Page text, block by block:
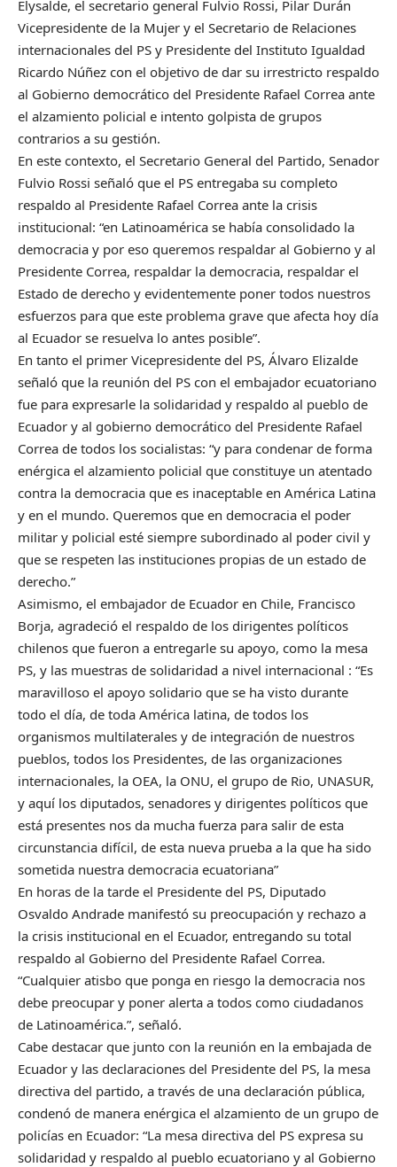
Elysalde, el secretario general Fulvio Rossi, Pilar Durán
Vicepresidente de la Mujer y el Secretario de Relaciones
internacionales del PS y Presidente del Instituto Igualdad
Ricardo Núñez con el objetivo de dar su irrestricto respaldo
al Gobierno democrático del Presidente Rafael Correa ante
el alzamiento policial e intento golpista de grupos
contrarios a su gestión.
En este contexto, el Secretario General del Partido, Senador
Fulvio Rossi señaló que el PS entregaba su completo
respaldo al Presidente Rafael Correa ante la crisis
institucional: “en Latinoamérica se había consolidado la
democracia y por eso queremos respaldar al Gobierno y al
Presidente Correa, respaldar la democracia, respaldar el
Estado de derecho y evidentemente poner todos nuestros
esfuerzos para que este problema grave que afecta hoy día
al Ecuador se resuelva lo antes posible”.
En tanto el primer Vicepresidente del PS, Álvaro Elizalde
señaló que la reunión del PS con el embajador ecuatoriano
fue para expresarle la solidaridad y respaldo al pueblo de
Ecuador y al gobierno democrático del Presidente Rafael
Correa de todos los socialistas: “y para condenar de forma
enérgica el alzamiento policial que constituye un atentado
contra la democracia que es inaceptable en América Latina
y en el mundo. Queremos que en democracia el poder
militar y policial esté siempre subordinado al poder civil y
que se respeten las instituciones propias de un estado de
derecho.”
Asimismo, el embajador de Ecuador en Chile, Francisco
Borja, agradeció el respaldo de los dirigentes políticos
chilenos que fueron a entregarle su apoyo, como la mesa
PS, y las muestras de solidaridad a nivel internacional : “Es
maravilloso el apoyo solidario que se ha visto durante
todo el día, de toda América latina, de todos los
organismos multilaterales y de integración de nuestros
pueblos, todos los Presidentes, de las organizaciones
internacionales, la OEA, la ONU, el grupo de Rio, UNASUR,
y aquí los diputados, senadores y dirigentes políticos que
está presentes nos da mucha fuerza para salir de esta
circunstancia difícil, de esta nueva prueba a la que ha sido
sometida nuestra democracia ecuatoriana”
En horas de la tarde el Presidente del PS, Diputado
Osvaldo Andrade manifestó su preocupación y rechazo a
la crisis institucional en el Ecuador, entregando su total
respaldo al Gobierno del Presidente Rafael Correa.
“Cualquier atisbo que ponga en riesgo la democracia nos
debe preocupar y poner alerta a todos como ciudadanos
de Latinoamérica.”, señaló.
Cabe destacar que junto con la reunión en la embajada de
Ecuador y las declaraciones del Presidente del PS, la mesa
directiva del partido, a través de una declaración pública,
condenó de manera enérgica el alzamiento de un grupo de
policías en Ecuador: “La mesa directiva del PS expresa su
solidaridad y respaldo al pueblo ecuatoriano y al Gobierno